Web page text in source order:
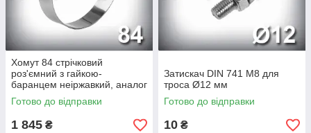
Хомут 84 стрічковий
роз'ємний з гайкою-
баранцем неіржавкий, аналог
ОСТ 1 13448-78
Готово до відправки
1 845 ₴
Затискач DIN 741 М8 для
троса Ø12 мм
Готово до відправки
10 ₴